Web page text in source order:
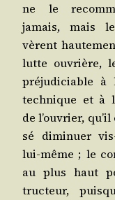
ne le
jamais, mais
vèrent
lutte ouvrière,
pré­ju­di­ciable à
tech­nique et à
de l’ouvrier,
sé dimi­nuer
lui-même ; le
au plus haut
truc­teur,